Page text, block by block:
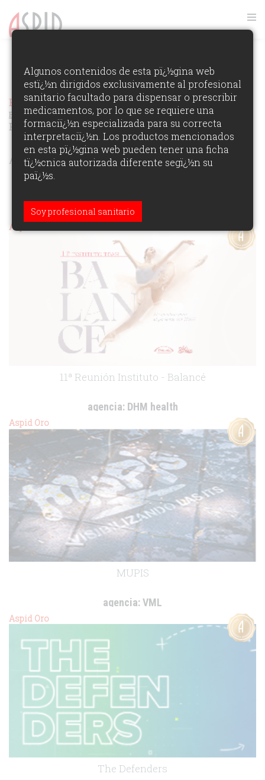
FOTOS GALA ASPID 2024
VER RANKING
Premios Aspid Espaï¿½a 2024Ver los Ganadores de la
Ediciï¿½n
Relaciones Públicas y Comunicación
ÁREAS DE PARTICIPACIï¿½N:
Aspid Oro
11ª Reunión Instituto - Balancé
agencia:DHM health
.
Aspid Oro
MUPIS
agencia:VML
Aspid Oro
The Defenders
Algunos contenidos de esta pï¿½gina web
estï¿½n dirigidos exclusivamente al profesional
sanitario facultado para dispensar o prescribir
medicamentos, por lo que se requiere una
formaciï¿½n especializada para su correcta
interpretaciï¿½n. Los productos mencionados
en esta pï¿½gina web pueden tener una ficha
tï¿½cnica autorizada diferente segï¿½n su
paï¿½s.
Soy profesional sanitario